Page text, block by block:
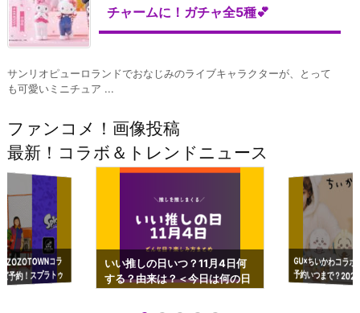
チャームに！ガチャ全5種💕
サンリオピューロランドでおなじみのライブキャラクターが、とって
も可愛いミニチュア ...
ファンコメ！画像投稿
最新！コラボ＆トレンドニュース
コラ
予約！スプラトゥ
ップも渋谷Hz
いい推しの日いつ？11月4日何
する？由来は？＜今日は何の日
GU×ちいかわコラ
予約いつまで？
ーチやショルダー